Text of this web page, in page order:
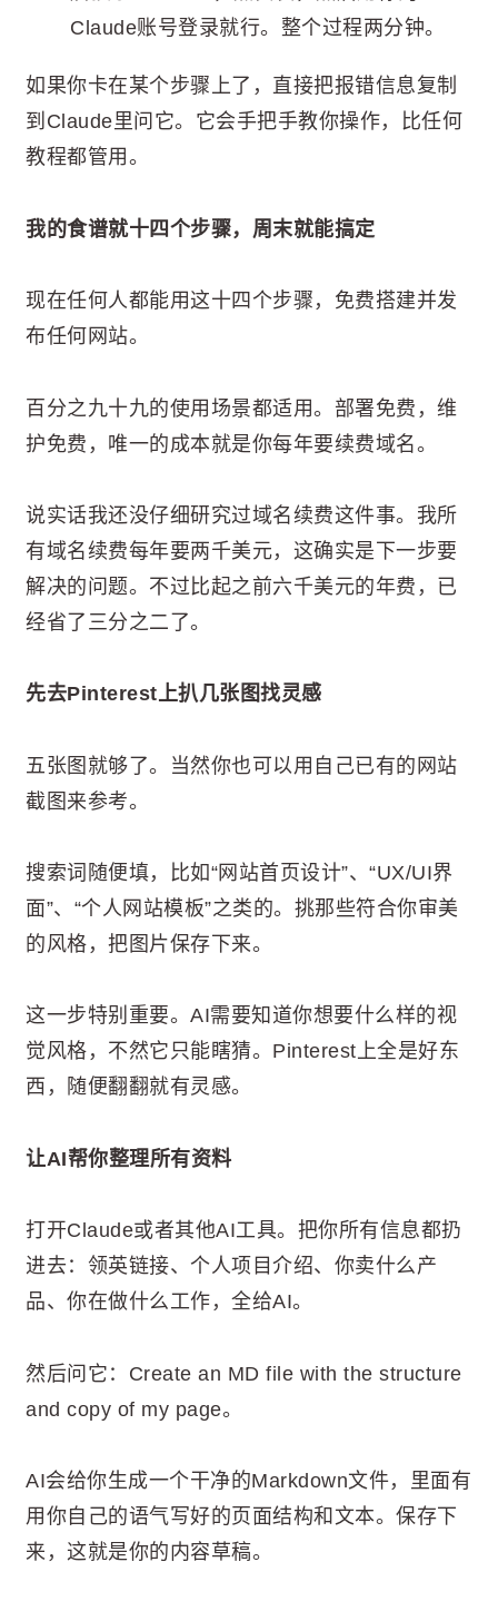
Claude账号登录就行。整个过程两分钟。
如果你卡在某个步骤上了，直接把报错信息复制
到Claude里问它。它会手把手教你操作，比任何
教程都管用。
我的食谱就十四个步骤，周末就能搞定
现在任何人都能用这十四个步骤，免费搭建并发
布任何网站。
百分之九十九的使用场景都适用。部署免费，维
护免费，唯一的成本就是你每年要续费域名。
说实话我还没仔细研究过域名续费这件事。我所
有域名续费每年要两千美元，这确实是下一步要
解决的问题。不过比起之前六千美元的年费，已
经省了三分之二了。
先去Pinterest上扒几张图找灵感
五张图就够了。当然你也可以用自己已有的网站
截图来参考。
搜索词随便填，比如“网站首页设计”、“UX/UI界
面”、“个人网站模板”之类的。挑那些符合你审美
的风格，把图片保存下来。
这一步特别重要。AI需要知道你想要什么样的视
觉风格，不然它只能瞎猜。Pinterest上全是好东
西，随便翻翻就有灵感。
让AI帮你整理所有资料
打开Claude或者其他AI工具。把你所有信息都扔
进去：领英链接、个人项目介绍、你卖什么产
品、你在做什么工作，全给AI。
然后问它：Create an MD file with the structure
and copy of my page。
AI会给你生成一个干净的Markdown文件，里面有
用你自己的语气写好的页面结构和文本。保存下
来，这就是你的内容草稿。